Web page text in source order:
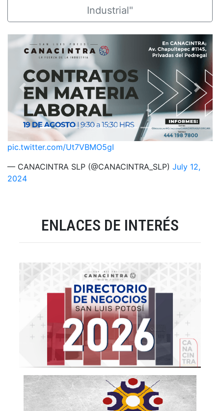
Industrial"
Previous Next
pic.twitter.com/Ut7VBMO5gI
— CANACINTRA SLP (@CANACINTRA_SLP) July 12,
2024
ENLACES DE INTERÉS